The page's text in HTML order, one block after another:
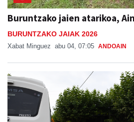
Buruntzako jaien atarikoa,
BURUNTZAKO JAIAK 2026
Xabat Minguez abu 04, 07:05 ANDOAIN